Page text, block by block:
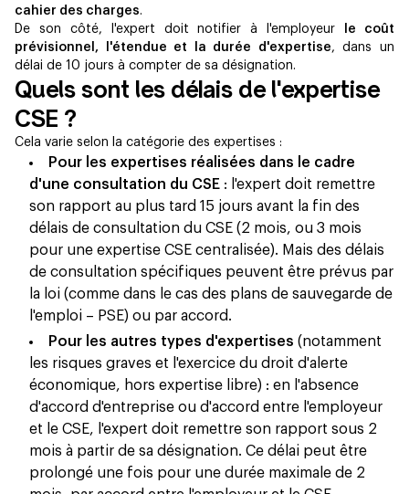
cahier des charges.
De son côté, l'expert doit notifier à l'employeur
le coût
prévisionnel, l'étendue et la durée d'expertise, dans un
délai de 10 jours à compter de sa désignation.
Quels sont les délais de l'expertise
CSE ?
Cela varie selon la catégorie des expertises :
Pour les expertises réalisées dans le cadre
d'une consultation du CSE : l'expert doit remettre
son rapport au plus tard 15 jours avant la fin des
délais de consultation du CSE (2 mois, ou 3 mois
pour une expertise CSE centralisée). Mais des délais
de consultation spécifiques peuvent être prévus par
la loi (comme dans le cas des plans de sauvegarde de
l'emploi – PSE) ou par accord.
Pour les autres types d'expertises (notamment
les risques graves et l'exercice du droit d'alerte
économique, hors expertise libre) : en l'absence
d'accord d'entreprise ou d'accord entre l'employeur
et le CSE, l'expert doit remettre son rapport sous 2
mois à partir de sa désignation. Ce délai peut être
prolongé une fois pour une durée maximale de 2